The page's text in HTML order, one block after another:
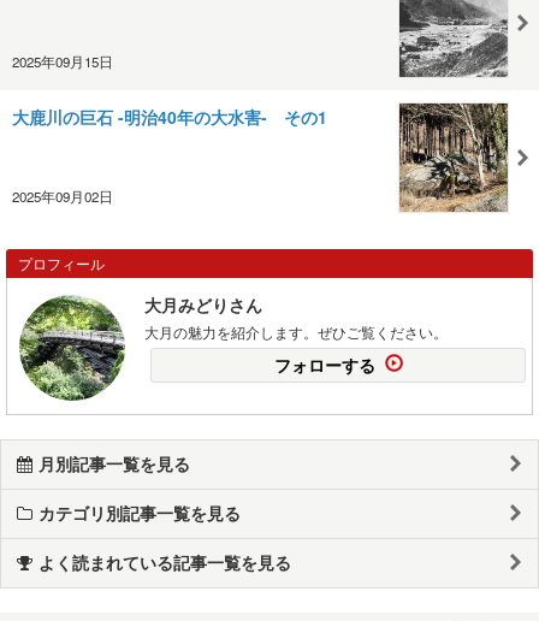
2025年09月15日
大鹿川の巨石 -明治40年の大水害- その1
2025年09月02日
プロフィール
大月みどりさん
大月の魅力を紹介します。ぜひご覧ください。
フォローする
月別記事一覧を見る
カテゴリ別記事一覧を見る
よく読まれている記事一覧を見る